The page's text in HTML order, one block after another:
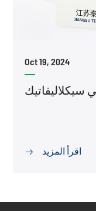
Oct 19, 2024
سيكلاليفاتيك
 اقرأ المزيد